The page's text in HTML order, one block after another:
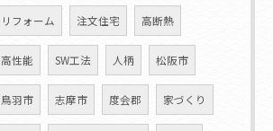
リフォーム 注文住宅 高断熱
高性能 SW工法 人柄 松阪市
鳥羽市 志摩市 度会郡 家づくり